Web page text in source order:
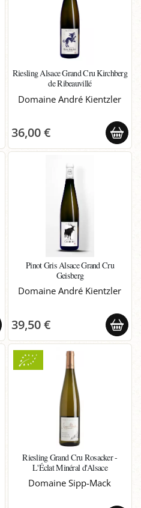
Riesling Alsace Grand Cru Kirchberg
de Ribeauvillé
Domaine André Kientzler
36,00 €
Pinot Gris Alsace Grand Cru
Geisberg
Domaine André Kientzler
39,50 €
Riesling Grand Cru Rosacker -
L'Éclat Minéral d'Alsace
Domaine Sipp-Mack